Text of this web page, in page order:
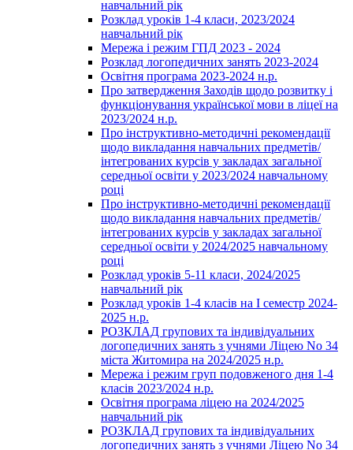
навчальний рік
Розклад уроків 1-4 класи, 2023/2024
навчальний рік
Мережа і режим ГПД 2023 - 2024
Розклад логопедичних занять 2023-2024
Освітня програма 2023-2024 н.р.
Про затвердження Заходів щодо розвитку і
функціонування української мови в ліцеї на
2023/2024 н.р.
Про інструктивно-методичні рекомендації
щодо викладання навчальних предметів/
інтегрованих курсів у закладах загальної
середньої освіти у 2023/2024 навчальному
році
Про інструктивно-методичні рекомендації
щодо викладання навчальних предметів/
інтегрованих курсів у закладах загальної
середньої освіти у 2024/2025 навчальному
році
Розклад уроків 5-11 класи, 2024/2025
навчальний рік
Розклад уроків 1-4 класів на І семестр 2024-
2025 н.р.
РОЗКЛАД групових та індивідуальних
логопедичних занять з учнями Ліцею No 34
міста Житомира на 2024/2025 н.р.
Мережа і режим груп подовженого дня 1-4
класів 2023/2024 н.р.
Освітня програма ліцею на 2024/2025
навчальний рік
РОЗКЛАД групових та індивідуальних
логопедичних занять з учнями Ліцею No 34